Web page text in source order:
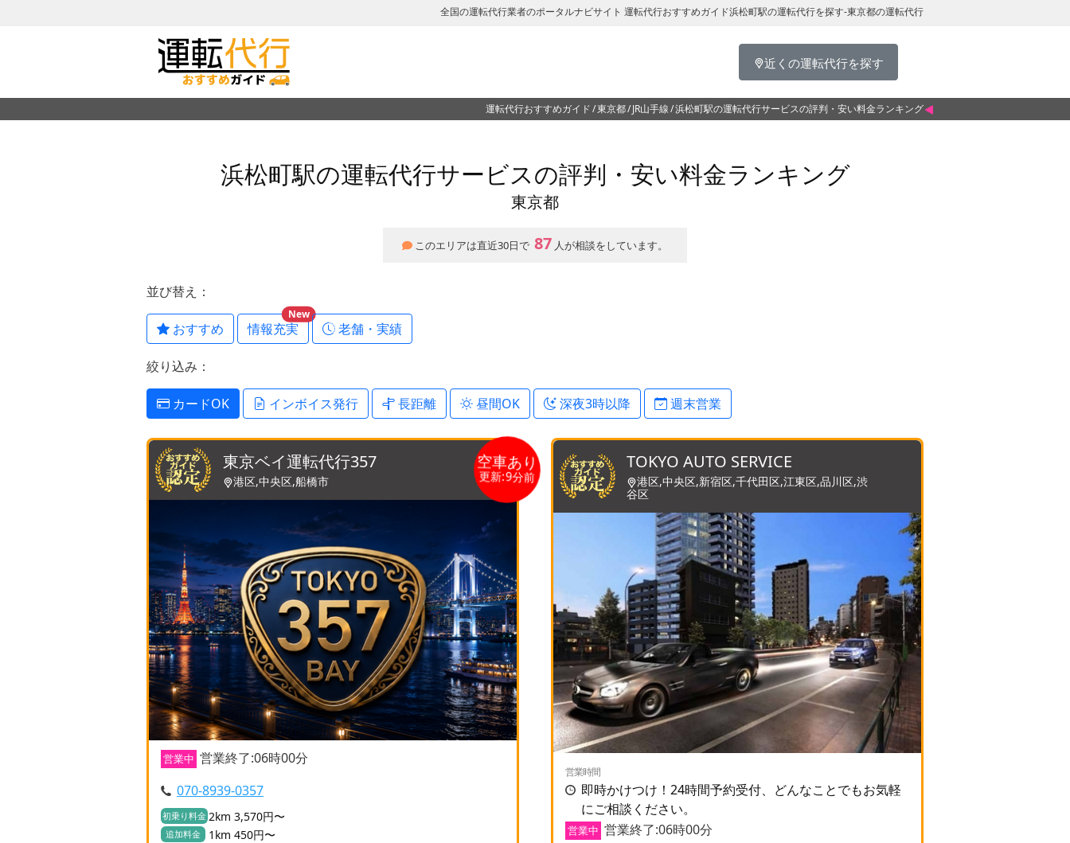
全国の運転代行業者のポータルナビサイト 運転代行おすすめガイド浜松町駅の運転代行を探す-東京都の運転代行
近くの運転代行を探す
運転代行おすすめガイド 東京都 JR山手線 浜松町駅の運転代行サービスの評判・安い料金ランキング
浜松町駅の運転代行サービスの評判・安い料金ランキング
東京都
このエリアは直近30日で 87 人が相談をしています。
並び替え：
おすすめ 情報充実
New
老舗・実績
絞り込み：
カードOK インボイス発行 長距離 昼間OK 深夜3時以降 週末営業
東京ベイ運転代行357
港区,中央区,船橋市
空車あり
更新:9分前
営業中 営業終了:06時00分
070-8939-0357
初乗り料金 2km 3,570円〜
追加料金 1km 450円〜
TOKYO AUTO SERVICE
港区,中央区,新宿区,千代田区,江東区,品川区,渋
谷区
営業時間
即時かけつけ！24時間予約受付、どんなことでもお気軽
にご相談ください。
営業中 営業終了:06時00分